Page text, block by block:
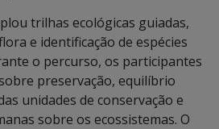
trilhas ecológicas guiadas,
e identificação de espécies
o percurso, os participantes
preservação, equilíbrio
unidades de conservação e
sobre os ecossistemas. O